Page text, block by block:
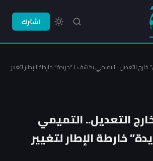
اشترك
خارج التعديل.. التميمي يكشف لـ”جريدة” خارطة الإطار لتغيير
التعديل.. التميمي
خارطة الإطار لتغيير